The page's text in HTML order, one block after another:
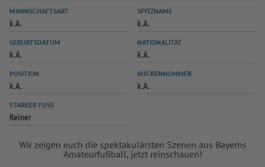
SPIELPLUS
MANNSCHAFTSART
k.A.
SPITZNAME
k.A.
GEBURTSDATUM
k.A.
NATIONALITÄT
k.A.
POSITION
k.A.
RÜCKENNUMMER
k.A.
STARKER FUSS
Keiner
Wir zeigen euch die spektakulärsten Szenen aus Bayerns
Amateurfußball, jetzt reinschauen!